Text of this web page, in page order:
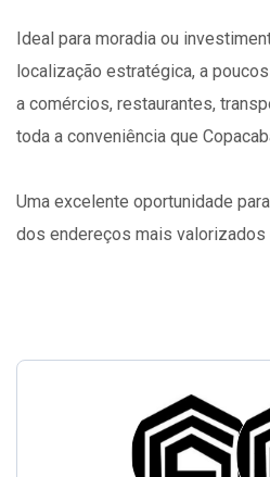
Ideal para moradia ou
localização estratégica, a
a comércios, restaurantes,
toda a conveniência que
Uma excelente oportunidade
dos endereços mais valorizados